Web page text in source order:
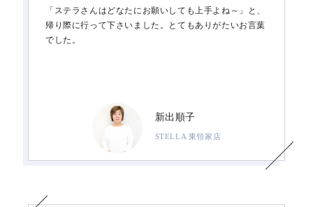
「ステラさんはどなたにお願いしても上手よね～」と、
帰り際に行って下さいました。とてもありがたいお言葉
でした。
新出順子
STELLA 東領家店